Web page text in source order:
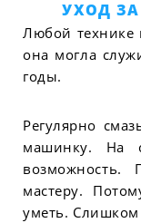
УХОД
Любой технике
она могла
годы.
Регулярно
машинку. На
возможность.
мастеру.
уметь. Слишком